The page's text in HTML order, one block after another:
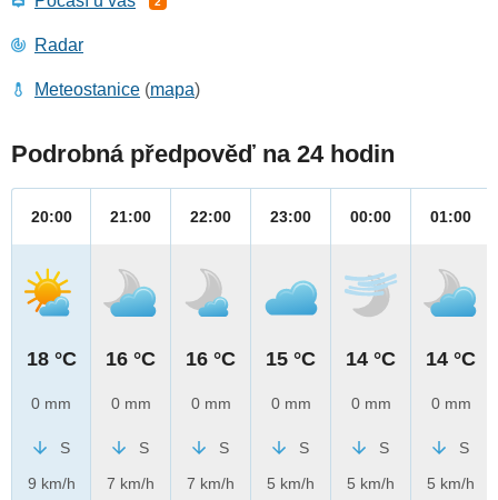
Radar
Meteostanice (mapa)
Podrobná předpověď na 24 hodin
20:00
18 °C
0 mm
S
9 km/h
21:00
16 °C
0 mm
S
7 km/h
22:00
16 °C
0 mm
S
7 km/h
23:00
15 °C
0 mm
S
5 km/h
00:00
14 °C
0 mm
S
5 km/h
01:00
14 °C
0 mm
S
5 km/h